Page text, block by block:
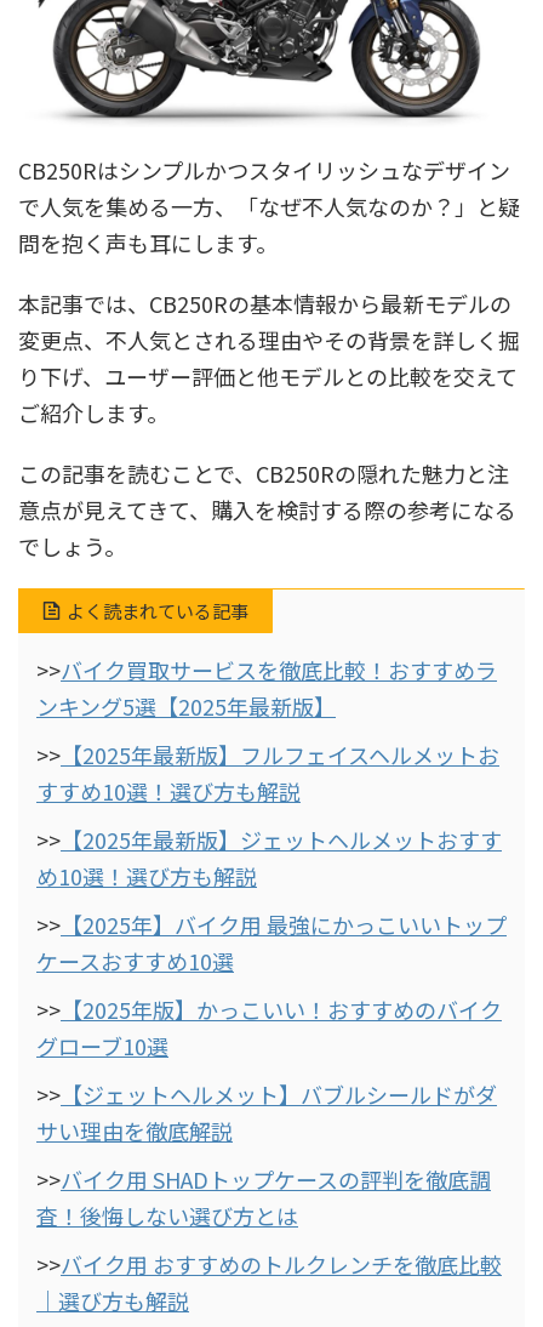
CB250Rはシンプルかつスタイリッシュなデザイン
で人気を集める一方、「なぜ不人気なのか？」と疑
問を抱く声も耳にします。
本記事では、CB250Rの基本情報から最新モデルの
変更点、不人気とされる理由やその背景を詳しく掘
り下げ、ユーザー評価と他モデルとの比較を交えて
ご紹介します。
この記事を読むことで、CB250Rの隠れた魅力と注
意点が見えてきて、購入を検討する際の参考になる
でしょう。
よく読まれている記事
>>バイク買取サービスを徹底比較！おすすめラ
ンキング5選【2025年最新版】
>> 【2025年最新版】フルフェイスヘルメットお
すすめ10選！選び方も解説
>> 【2025年最新版】ジェットヘルメットおすす
め10選！選び方も解説
>> 【2025年】バイク用 最強にかっこいいトップ
ケースおすすめ10選
>> 【2025年版】かっこいい！おすすめのバイク
グローブ10選
>> 【ジェットヘルメット】バブルシールドがダ
サい理由を徹底解説
>>バイク用 SHADトップケースの評判を徹底調
査！後悔しない選び方とは
>>バイク用 おすすめのトルクレンチを徹底比較
｜選び方も解説